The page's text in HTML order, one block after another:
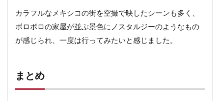
カラフルなメキシコの街を空撮で映したシーンも多く、
ボロボロの家屋が並ぶ景色にノスタルジーのようなもの
が感じられ、一度は行ってみたいと感じました。
まとめ